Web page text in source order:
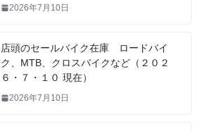
2026年7月10日
店頭のセールバイク在庫 ロードバイ
ク、MTB、クロスバイクなど（２０２
６・７・１０ 現在）
2026年7月10日